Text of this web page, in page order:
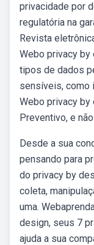
privacidade por
regulatória na
Revista
Webo privacy
tipos de dados
sensíveis, como
Webo privacy
Preventivo, e
Desde a sua
pensando para
do privacy by
coleta,
uma.
design, seus 7
ajuda a sua